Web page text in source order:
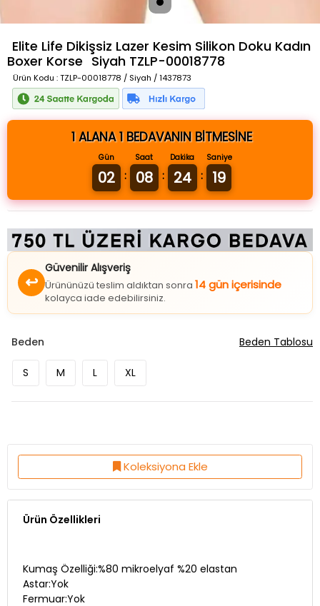
Elite Life Dikişsiz Lazer Kesim Silikon Doku Kadın
Boxer Korse Siyah TZLP-00018778
Ürün Kodu : TZLP-00018778 / Siyah / 1437873
1 ALANA 1 BEDAVANIN BİTMESİNE
Gün
02 :
Saat
08 :
Dakika
24 :
Saniye
19
Güvenilir Alışveriş
Ürününüzü teslim aldıktan sonra
kolayca iade edebilirsiniz.
S
Koleksiyona Ekle
Ürün Özellikleri
Astar:Yok
Fermuar:Yok
Esneklik:Var